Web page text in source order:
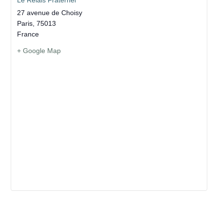
27 avenue de Choisy
Paris 75013
France
+ Google Map